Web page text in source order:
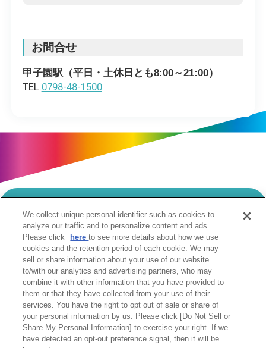
お問合せ
甲子園駅（平日・土休日とも8:00～21:00）
TEL.0798-48-1500
当サイトのご利用にあたって
個人情報の取扱いについて
Cookie設定について
ソーシャルメディア利用規約
ウェブアクセシビリティへの取組み
関係会社
サイトマップ
お問合せ
We collect unique personal identifier such as cookies to
analyze our traffic and to personalize content and ads.
Please click
hereto see more details about how we use
cookies and the retention period of each cookie. We may
sell or share information about your use of our website
to/with our analytics and advertising partners, who may
combine it with other information that you have provided to
them or that they have collected from your use of their
services. You have the right to opt out of sale or share of
your personal information by us. Please click [Do Not Sell or
Share My Personal Information] to exercise your right. If we
have detected an opt-out preference signal, then it will be